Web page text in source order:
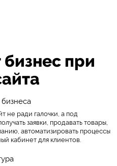
бизнес при
не ради галочки, а под
заявки, продавать товары,
автоматизировать процессы
кабинет для клиентов.